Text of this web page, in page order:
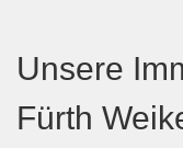
Unsere
Fürth